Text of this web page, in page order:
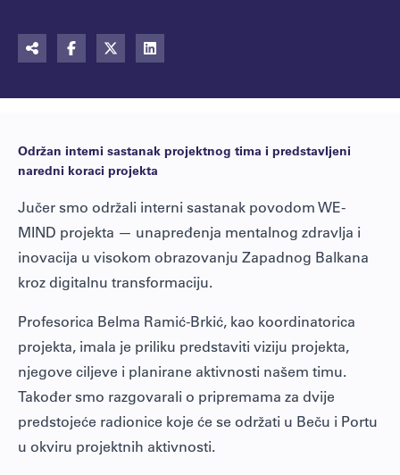
Održan interni sastanak projektnog tima i predstavljeni
naredni koraci projekta
Jučer smo održali interni sastanak povodom WE-
MIND projekta — unapređenja mentalnog zdravlja i
inovacija u visokom obrazovanju Zapadnog Balkana
kroz digitalnu transformaciju.
Profesorica Belma Ramić-Brkić, kao koordinatorica
projekta, imala je priliku predstaviti viziju projekta,
njegove ciljeve i planirane aktivnosti našem timu.
Također smo razgovarali o pripremama za dvije
predstojeće radionice koje će se održati u Beču i Portu
u okviru projektnih aktivnosti.